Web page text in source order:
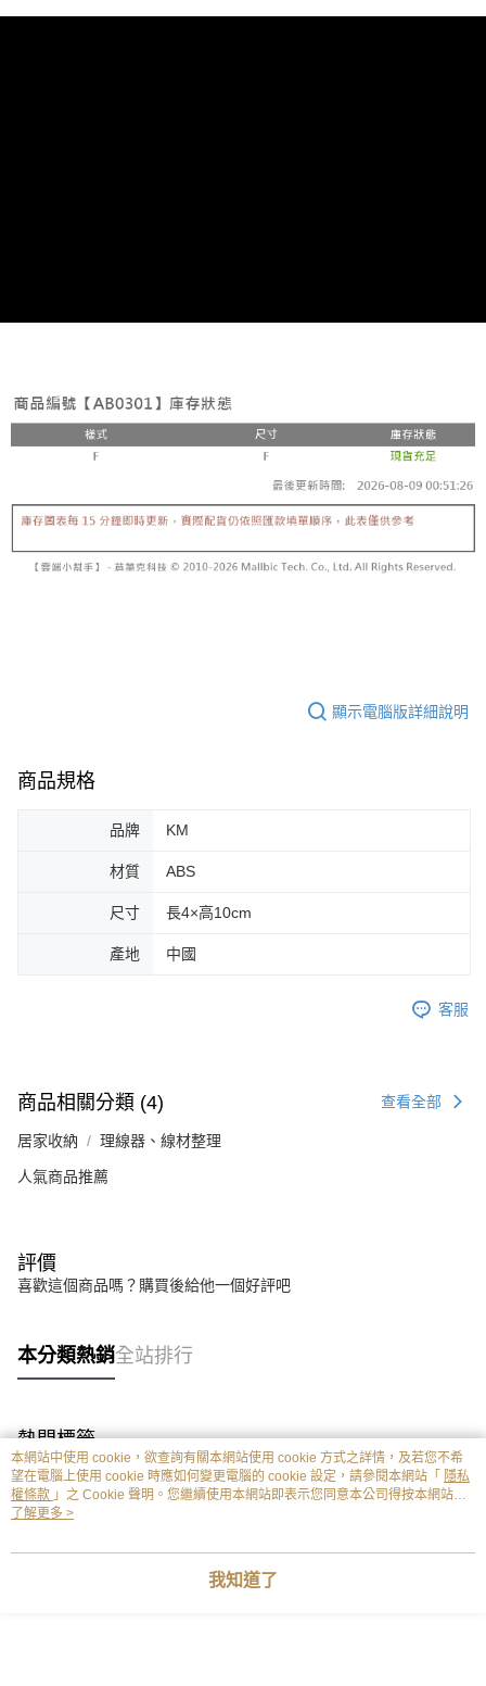
顯示電腦版詳細說明
商品規格
品牌 KM
材質 ABS
尺寸 長4×高10cm
產地 中國
客服
商品相關分類 (4) 查看全部
居家收納 理線器、線材整理
人氣商品推薦
評價
喜歡這個商品嗎？購買後給他一個好評吧
本分類熱銷全站排行
熱門標籤
本網站中使用 cookie，欲查詢有關本網站使用 cookie 方式之詳情，及若您不希
望在電腦上使用 cookie 時應如何變更電腦的 cookie 設定，請參閱本網站「 隱私
權條款 」之 Cookie 聲明。您繼續使用本網站即表示您同意本公司得按本網站使
用條款之 Cookie 聲明使用 cookie。
了解更多 >
我知道了